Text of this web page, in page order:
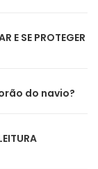
E SE PROTEGER
do navio?